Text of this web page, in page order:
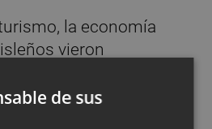
la economía
vieron
sector turístico. Juan
restaurante Canal
nostalgia aquellos
de sus